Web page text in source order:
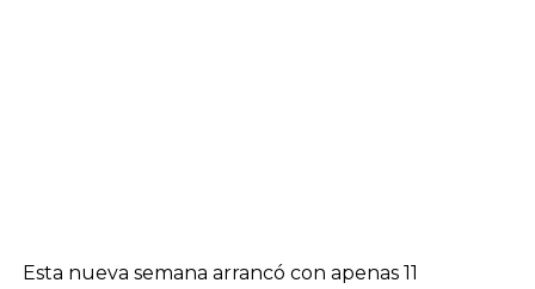
Esta nueva semana arrancó con apenas 11